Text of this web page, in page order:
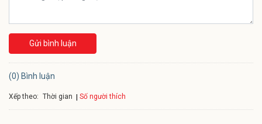
Gửi bình luận
(0) Bình luận
Xếp theo: Thời gian Số người thích